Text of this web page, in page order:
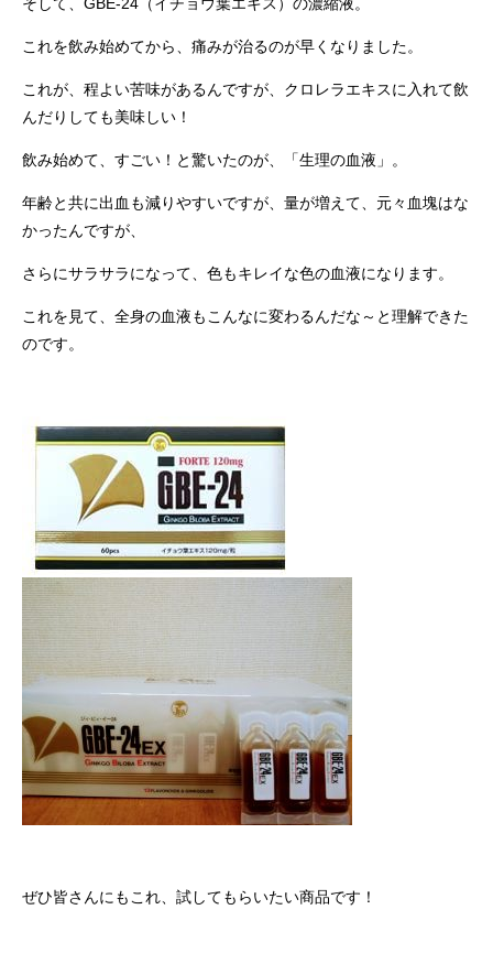
これを飲み始めてから、痛みが治るのが早くなりました。
これが、程よい苦味があるんですが、クロレラエキスに入れて飲
んだりしても美味しい！
飲み始めて、すごい！と驚いたのが、「生理の血液」。
年齢と共に出血も減りやすいですが、量が増えて、元々血塊はな
かったんですが、
さらにサラサラになって、色もキレイな色の血液になります。
これを見て、全身の血液もこんなに変わるんだな～と理解できた
のです。
ぜひ皆さんにもこれ、試してもらいたい商品です！